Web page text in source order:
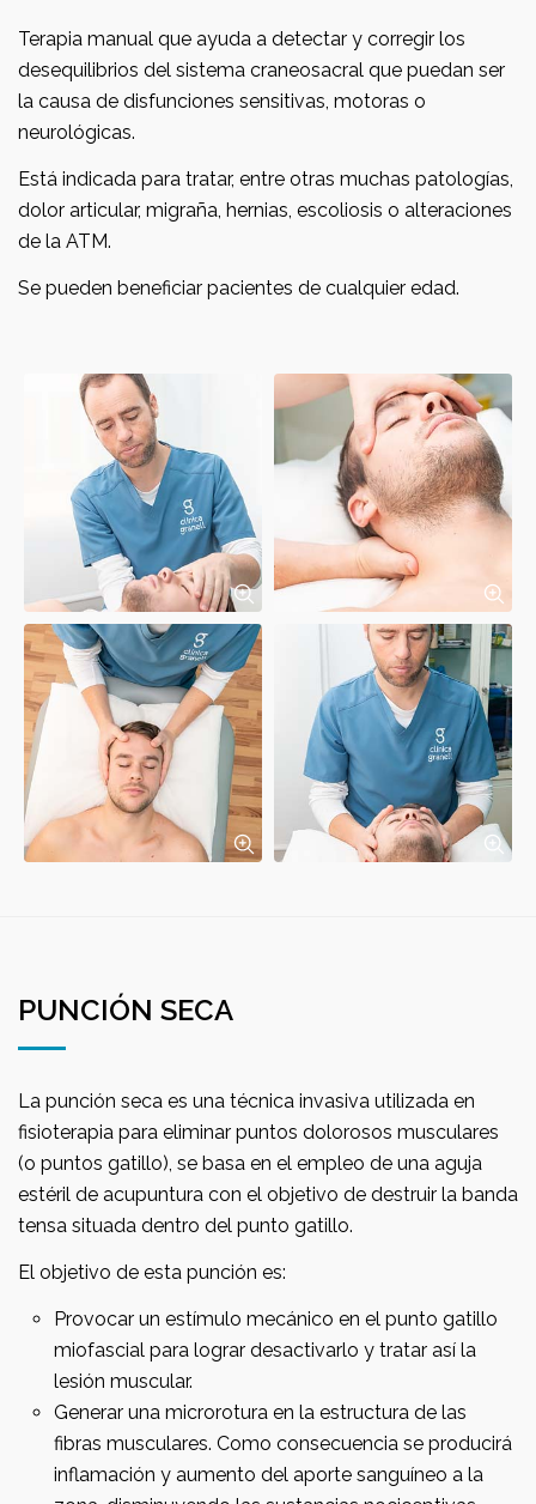
Terapia manual que ayuda a detectar y corregir los
desequilibrios del sistema craneosacral que puedan ser
la causa de disfunciones sensitivas, motoras o
neurológicas.
Está indicada para tratar, entre otras muchas patologías,
dolor articular, migraña, hernias, escoliosis o alteraciones
de la ATM.
Se pueden beneficiar pacientes de cualquier edad.
PUNCIÓN SECA
La punción seca es una técnica invasiva utilizada en
fisioterapia para eliminar puntos dolorosos musculares
(o puntos gatillo), se basa en el empleo de una aguja
estéril de acupuntura con el objetivo de destruir la banda
tensa situada dentro del punto gatillo.
El objetivo de esta punción es:
Provocar un estímulo mecánico en el punto gatillo
miofascial para lograr desactivarlo y tratar así la
lesión muscular.
Generar una microrotura en la estructura de las
fibras musculares. Como consecuencia se producirá
inflamación y aumento del aporte sanguíneo a la